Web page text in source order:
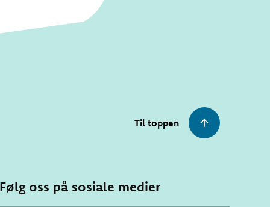
Til toppen
Følg oss på sosiale medier